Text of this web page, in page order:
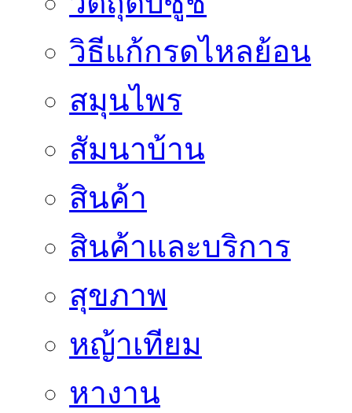
วิธีแก้กรดไหลย้อน
สมุนไพร
สัมนาบ้าน
สินค้า
สินค้าและบริการ
สุขภาพ
หญ้าเทียม
หางาน